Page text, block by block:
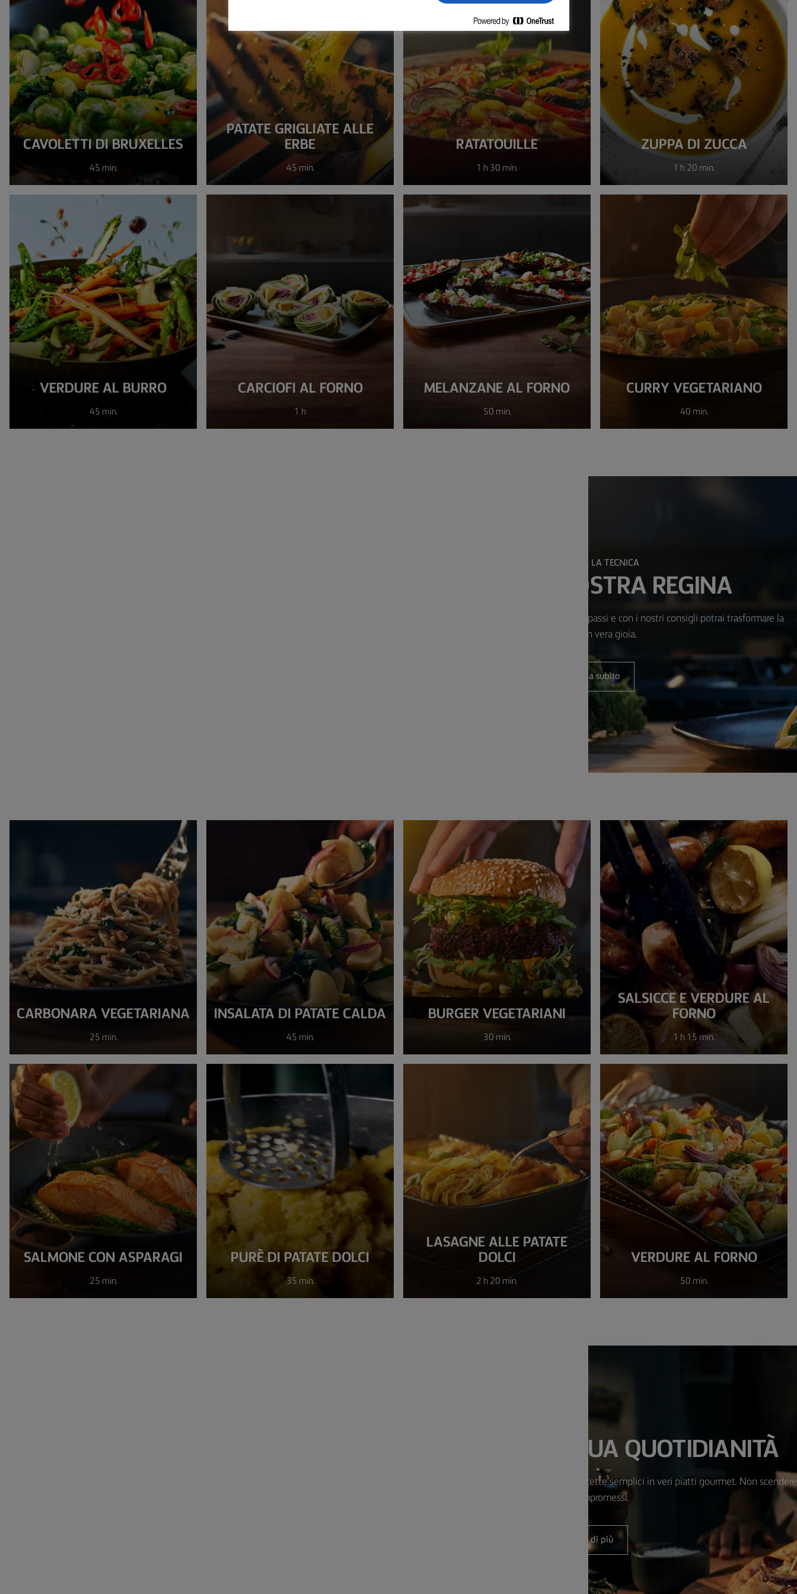
CAVOLETTI DI BRUXELLES
45 min.
PATATE GRIGLIATE ALLE
ERBE
45 min.
RATATOUILLE
1 h 30 min.
ZUPPA DI ZUCCA
1 h 20 min.
VERDURE AL BURRO
45 min.
CARCIOFI AL FORNO
1 h
MELANZANE AL FORNO
50 min.
CURRY VEGETARIANO
40 min.
PERFEZIONA LA TECNICA
PASTA: LA NOSTRA REGINA
Un piatto di pasta perfetto richiede solo pochi passi e con i nostri consigli potrai trasformare la
semplicità in vera gioia.
Comincia subito
CARBONARA VEGETARIANA
25 min.
INSALATA DI PATATE CALDA
45 min.
BURGER VEGETARIANI
30 min.
SALSICCE E VERDURE AL
FORNO
1 h 15 min.
SALMONE CON ASPARAGI
25 min.
PURÈ DI PATATE DOLCI
35 min.
LASAGNE ALLE PATATE
DOLCI
2 h 20 min.
VERDURE AL FORNO
50 min.
TRASFORMA LA TUA QUOTIDIANITÀ
Cucinare con Lurpak® ti consente di trasformare ricette semplici in veri piatti gourmet. Non scendere
mai a compromessi.
Scopri di più